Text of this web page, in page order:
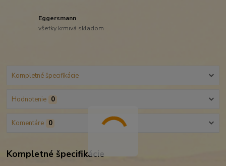
Eggersmann
všetky krmivá skladom
Kompletné špecifikácie
Hodnotenie 0
Komentáre 0
Kompletné špecifikácie